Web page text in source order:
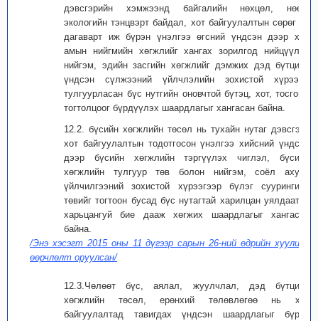
дэвсгэрийн хэмжээнд байгалийн нөхцөл, нөөц,
экологийн тэнцвэрт байдал, хот байгуулалтын сөрөг үр
дагаварт иж бүрэн үнэлгээ өгсний үндсэн дээр хүн
амын нийгмийн хөгжлийг хангах зорилгод нийцүүлэн
нийгэм, эдийн засгийн хөгжлийг дэмжих дэд бүтцийн
үндсэн сүлжээний үйлчлэлийн зохистой хүрээнд
тулгуурласан бүс нутгийн оновчтой бүтэц, хот, тосгоны
тогтолцоог бүрдүүлэх шаардлагыг хангасан байна.
12.2. бүсийн хөгжлийн төсөл нь тухайн нутаг дэвсгэрт
хот байгуулалтын тодотгосон үнэлгээ хийсний үндсэн
дээр бүсийн хөгжлийн тэргүүлэх чиглэл, бүсийн
хөгжлийн тулгуур төв болон нийгэм, соёл ахуйн
үйлчилгээний зохистой хүрээгээр бүлэг суурингийн
төвийг тогтоон бусад бүс нутагтай харилцан уялдаатай
харьцангуй бие дааж хөгжих шаардлагыг хангасан
байна.
/Энэ хэсэгт 2015 оны 11 дүгээр сарын 26-ний өдрийн хуулиар
өөрчлөлт оруулсан/
12.3.Чөлөөт бүс, аялал, жуулчлал, дэд бүтцийн
хөгжлийн төсөл, ерөнхий төлөвлөгөө нь хот
байгуулалтад тавигдах үндсэн шаардлагыг бүрэн